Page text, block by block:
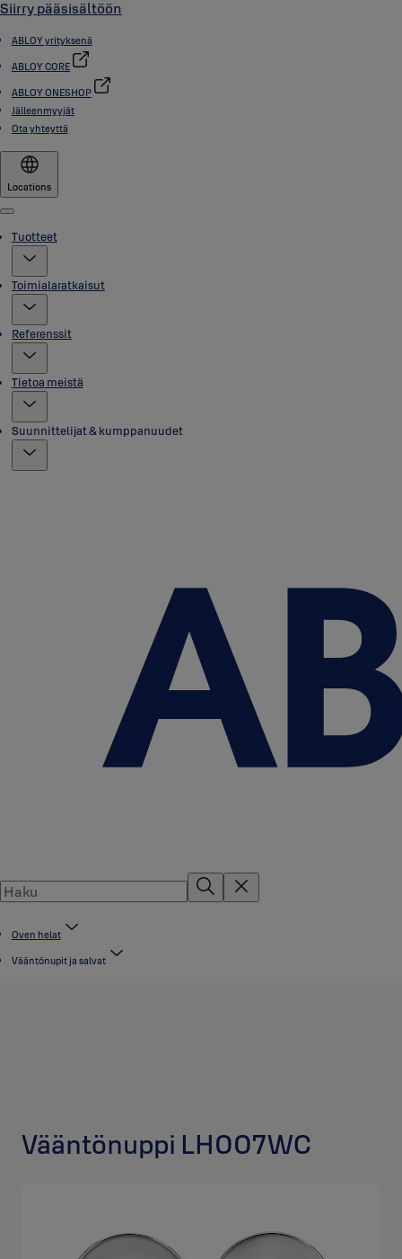
Siirry pääsisältöön
ABLOY yrityksenä
ABLOY CORE
ABLOY ONESHOP
Jälleenmyyjät
Ota yhteyttä
Locations
Menu
Tuotteet
Toimialaratkaisut
Referenssit
Tietoa meistä
Suunnittelijat & kumppanuudet
Oven helat
Vääntönupit ja salvat
Vääntönuppi LH007WC